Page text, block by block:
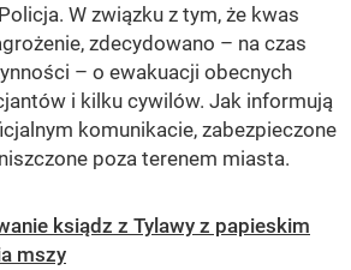
W związku z tym, że kwas
zdecydowano – na czas
– o ewakuacji obecnych
i kilku cywilów. Jak informują
komunikacie, zabezpieczone
poza terenem miasta.
ksiądz z Tylawy z papieskim
mszy